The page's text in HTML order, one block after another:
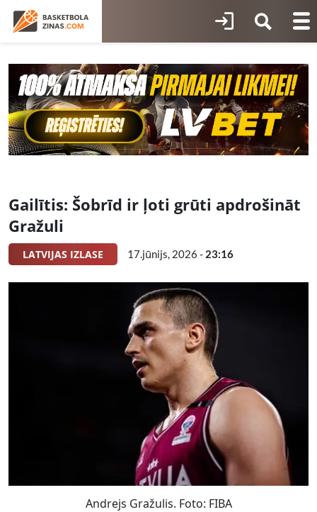
Gailītis: Šobrīd ir ļoti grūti apdrošināt
Gražuli
LATVIJAS IZLASE 17.jūnijs, 2026 - 23:16
Andrejs Gražulis. Foto: FIBA